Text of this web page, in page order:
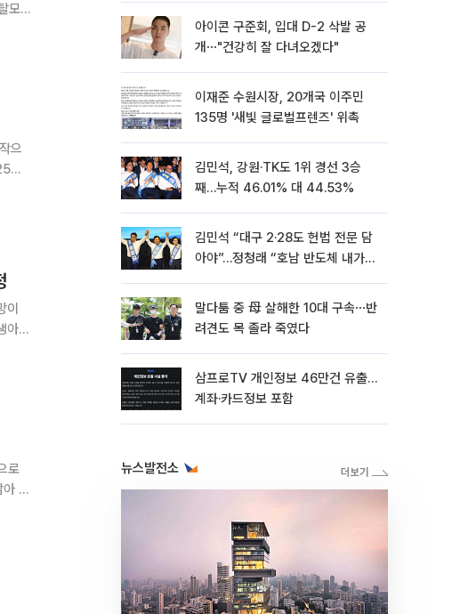
으
이
로
있
아이콘 구준회, 입대 D-2 삭발 공
개⋯"건강히 잘 다녀오겠다"
이재준 수원시장, 20개국 이주민
135명 '새빛 글로벌프렌즈' 위촉
김민석, 강원·TK도 1위 경선 3승
째…누적 46.01% 대 44.53%
김민석 “대구 2·28도 헌법 전문 담
아야”…정청래 “호남 반도체 내가
말다툼 중 母 살해한 10대 구속⋯반
려견도 목 졸라 죽였다
삼프로TV 개인정보 46만건 유출…
계좌·카드정보 포함
뉴스발전소